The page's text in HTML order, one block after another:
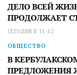
ДЕЛО ВСЕЙ
ПРОДОЛЖАЕТ
СЕГОДНЯ В 11:42
ОБЩЕСТВО
В
ПРЕДЛОЖЕНИЯ